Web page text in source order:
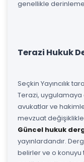
genellikle
Terazi Hukuk
Seçkin Yayıncılık
Terazi,
avukatlar ve
mevzuat
Güncel hukuk
yayınlardandır.
belirler ve o konuyu